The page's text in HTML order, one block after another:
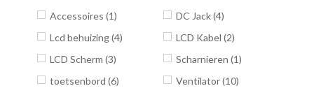
Accessoires (1) DC Jack(4)
Lcd behuizing(4) LCD Kabel (2)
LCD Scherm (3) Scharnieren (1)
toetsenbord (6) Ventilator(10)